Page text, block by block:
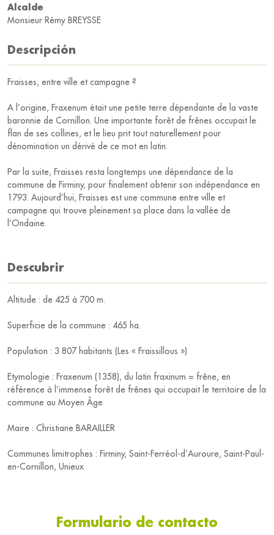
Alcalde
Monsieur Rémy BREYSSE
Descripción
Fraisses, entre ville et campagne ?
A l’origine, Fraxenum était une petite terre dépendante de la vaste
baronnie de Cornillon. Une importante forêt de frênes occupait le
flan de ses collines, et le lieu prit tout naturellement pour
dénomination un dérivé de ce mot en latin.
Par la suite, Fraisses resta longtemps une dépendance de la
commune de Firminy, pour finalement obtenir son indépendance en
1793. Aujourd’hui, Fraisses est une commune entre ville et
campagne qui trouve pleinement sa place dans la vallée de
l’Ondaine.
Descubrir
Altitude : de 425 à 700 m.
Superficie de la commune : 465 ha.
Population : 3 807 habitants (Les « Fraissillous »)
Etymologie : Fraxenum (1358), du latin fraxinum = frêne, en
référence à l’immense forêt de frênes qui occupait le territoire de la
commune au Moyen Âge
Maire : Christiane BARAILLER
Communes limitrophes : Firminy, Saint-Ferréol-d’Auroure, Saint-Paul-
en-Cornillon, Unieux
Formulario de contacto